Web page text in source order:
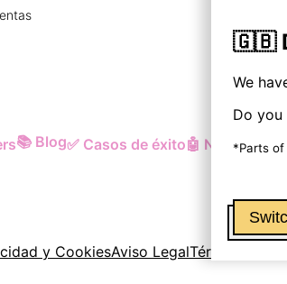
🇬🇧
We
Do you
*Parts
📚 Blog✅ Casos de éxito🤖 Newsletter
y CookiesAviso LegalTérminos y